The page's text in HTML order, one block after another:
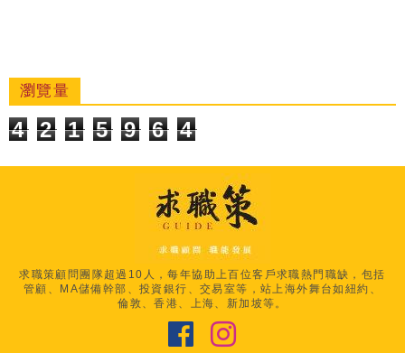
瀏覽量
4 2 1 5 9 6 4
求職策顧問團隊超過10人，每年協助上百位客戶求職熱門職缺，包括
管顧、MA儲備幹部、投資銀行、交易室等，站上海外舞台如紐約、
倫敦、香港、上海、新加坡等。